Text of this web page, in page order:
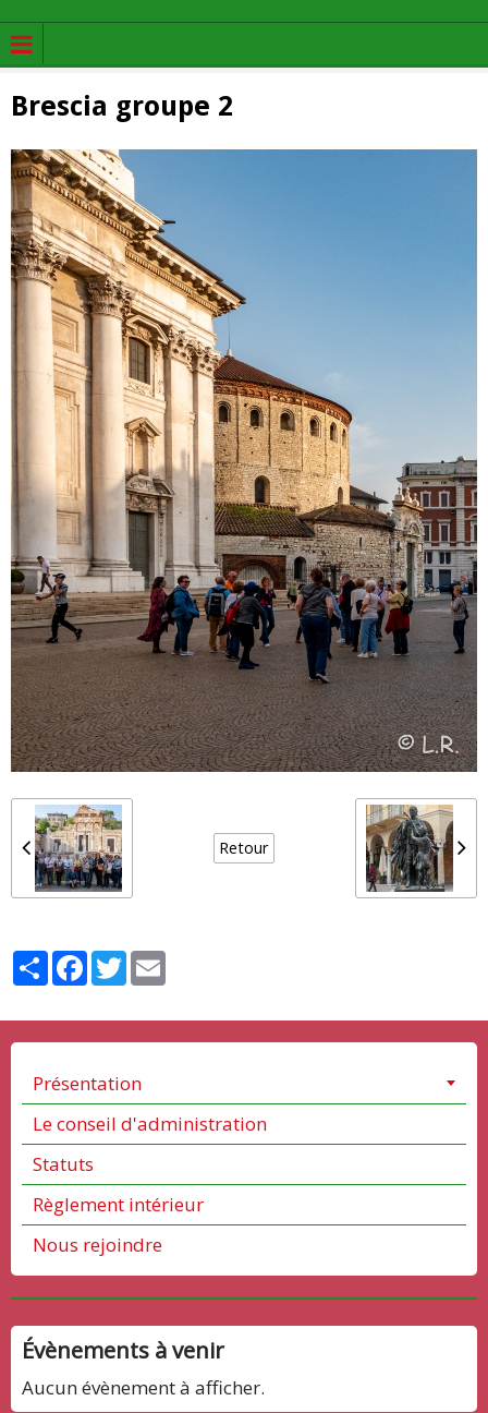
Brescia groupe 2
Retour
PartagerFacebook
Twitter
Présentation
Le conseil d'administration
Statuts
Règlement intérieur
Nous rejoindre
Évènements à venir
Aucun évènement à afficher.